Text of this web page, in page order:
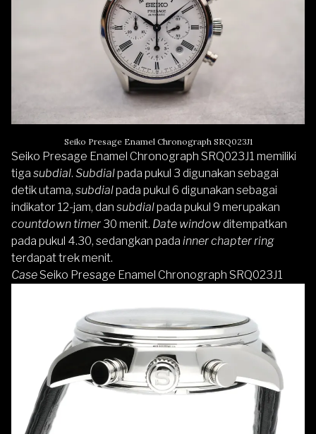
Seiko Presage Enamel Chronograph SRQ023J1
Seiko Presage Enamel Chronograph SRQ023J1 memiliki
tiga subdial. Subdialpada pukul 3 digunakan sebagai
detik utama, subdialpada pukul 6 digunakan sebagai
indikator 12-jam, dan subdialpada pukul 9 merupakan
countdown timer30 menit. Date windowditempatkan
pada pukul 4.30, sedangkan pada inner chapter ring
terdapat trek menit.
Case Seiko Presage Enamel Chronograph SRQ023J1